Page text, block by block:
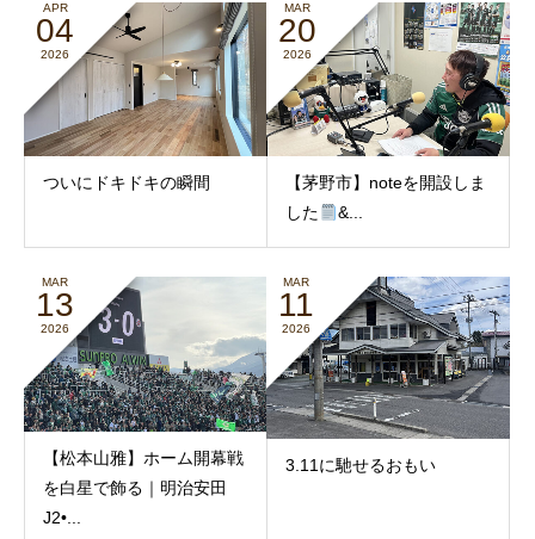
APR
04
2026
ついにドキドキの瞬間
MAR
20
2026
【茅野市】noteを開設しま
した
&...
MAR
13
2026
【松本山雅】ホーム開幕戦
を白星で飾る｜明治安田
J2•...
MAR
11
2026
3.11に馳せるおもい